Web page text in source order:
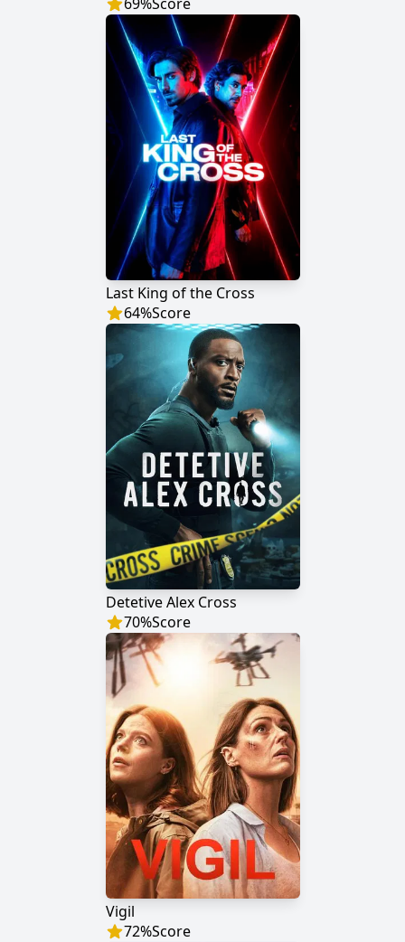
Last King of the Cross
64%Score
Detetive Alex Cross
70%Score
Vigil
72%Score